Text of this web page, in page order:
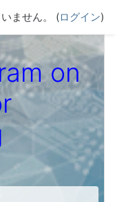
ません。 (ログイン)
on